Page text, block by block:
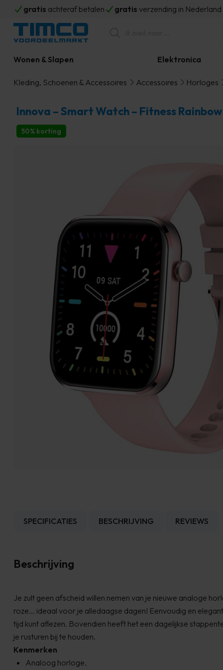
gratis achteraf betalen gratis verzending in
Producten
zoeken
Wonen & Slapen Elektronica
Kleding, Schoenen & Accessoires Accessoires Horloges
Innova – Smart Watch – Fitness Rainbow
50% korting
SPECIFICATIES BESCHRIJVING REVIEWS
Beschrijving
Je zult geen afscheid willen nemen van je nieuwe analoge
roze... ideaal voor je alledaagse dagen! Eenvoudig en
tijd kunt aflezen. Bovendien heeft het een dagelijkse
je rusturen bij te houden.
Kenmerken
Analoog horloge.